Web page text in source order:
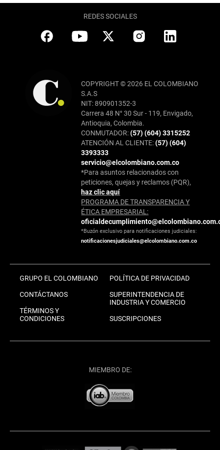
REDES SOCIALES
COPYRIGHT © 2026 EL COLOMBIANO
S.A.S
NIT: 890901352-3
Carrera 48 N° 30 Sur - 119, Envigado,
Antioquia, Colombia.
CONMUTADOR:(57) (604) 3315252
ATENCIÓN AL CLIENTE:(57) (604)
3393333
servicio@elcolombiano.com.co
*Para asuntos relacionados con
peticiones, quejas y reclamos (PQR),
haz clic aquí
PROGRAMA DE TRANSPARENCIA Y
ÉTICA EMPRESARIAL:
*Buzón exclusivo para notificaciones judiciales:
notificacionesjudiciales@elcolombiano.com.co
GRUPO EL COLOMBIANO
CONTÁCTANOS
TÉRMINOS Y
CONDICIONES
POLÍTICA DE PRIVACIDAD
SUPERINTENDENCIA DE
INDUSTRIA Y COMERCIO
SUSCRIPCIONES
MIEMBRO DE: